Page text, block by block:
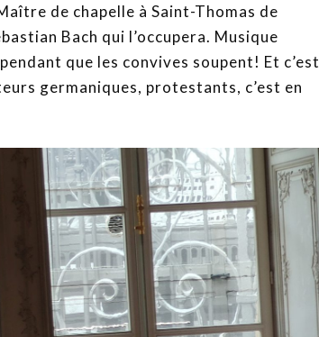
de chapelle à Saint-Thomas de
Bach qui l’occupera. Musique
que les convives soupent! Et c’est
germaniques, protestants, c’est en